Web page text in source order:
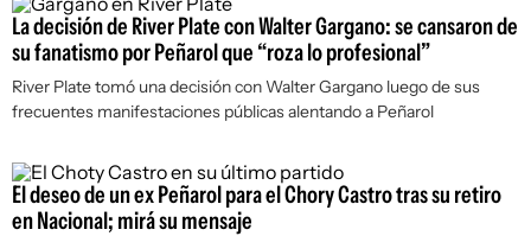
La decisión de River Plate con Walter Gargano: se cansaron de
su fanatismo por Peñarol que “roza lo profesional”
River Plate tomó una decisión con Walter Gargano luego de sus
frecuentes manifestaciones públicas alentando a Peñarol
El deseo de un ex Peñarol para el Chory Castro tras su retiro
en Nacional; mirá su mensaje